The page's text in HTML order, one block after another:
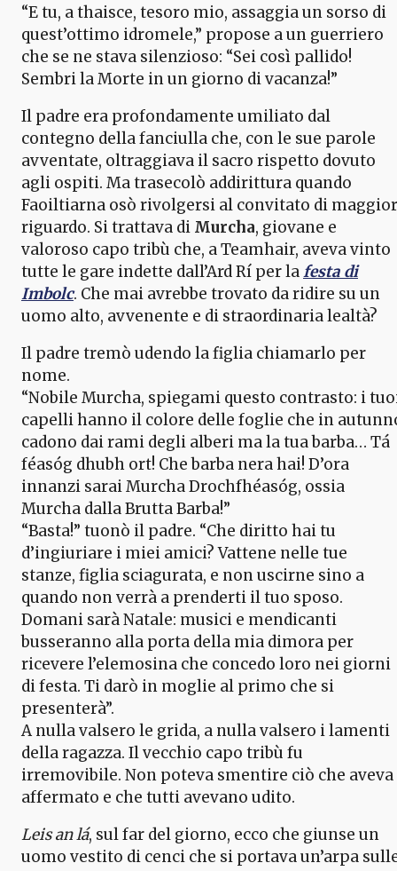
“E tu, a thaisce, tesoro mio, assaggia un sorso di
quest’ottimo idromele,” propose a un guerriero
che se ne stava silenzioso: “Sei così pallido!
Sembri la Morte in un giorno di vacanza!”
Il padre era profondamente umiliato dal
contegno della fanciulla che, con le sue parole
avventate, oltraggiava il sacro rispetto dovuto
agli ospiti. Ma trasecolò addirittura quando
Faoiltiarna osò rivolgersi al convitato di maggior
riguardo. Si trattava di Murcha, giovane e
valoroso capo tribù che, a Teamhair, aveva vinto
tutte le gare indette dall’Ard Rí per lafesta di
Imbolc. Che mai avrebbe trovato da ridire su un
uomo alto, avvenente e di straordinaria lealtà?
Il padre tremò udendo la figlia chiamarlo per
nome.
“Nobile Murcha, spiegami questo contrasto: i
capelli hanno il colore delle foglie che in
cadono dai rami degli alberi ma la tua barba… Tá
féasóg dhubh ort! Che barba nera hai! D’ora
innanzi sarai Murcha Drochfhéasóg, ossia
Murcha dalla Brutta Barba!”
“Basta!” tuonò il padre. “Che diritto hai tu
d’ingiuriare i miei amici? Vattene nelle tue
stanze, figlia sciagurata, e non uscirne sino a
quando non verrà a prenderti il tuo sposo.
Domani sarà Natale: musici e mendicanti
busseranno alla porta della mia dimora per
ricevere l’elemosina che concedo loro nei giorni
di festa. Ti darò in moglie al primo che si
presenterà”.
A nulla valsero le grida, a nulla valsero i lamenti
della ragazza. Il vecchio capo tribù fu
irremovibile. Non poteva smentire ciò che aveva
affermato e che tutti avevano udito.
Leis an lá, sul far del giorno, ecco che giunse un
uomo vestito di cenci che si portava un’arpa